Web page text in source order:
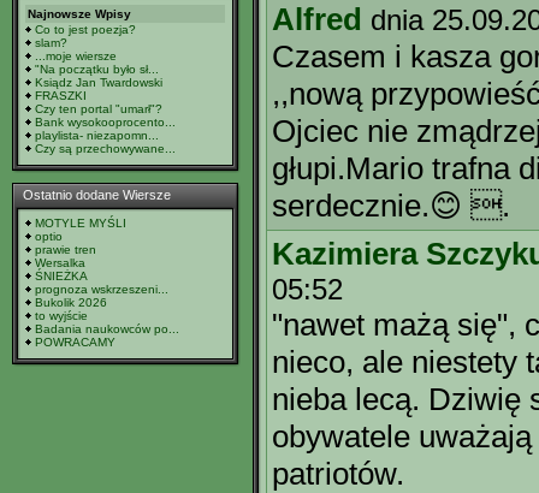
Najnowsze Wpisy
Co to jest poezja?
slam?
...moje wiersze
"Na początku było sł...
Ksiądz Jan Twardowski
FRASZKI
Czy ten portal "umarł"?
Bank wysokooprocento...
playlista- niezapomn...
Czy są przechowywane...
Ostatnio dodane Wiersze
MOTYLE MYŚLI
optio
prawie tren
Wersalka
ŚNIEŻKA
prognoza wskrzeszeni...
Bukolik 2026
to wyjście
Badania naukowców po...
POWRACAMY
Alfred dnia
Czasem i kasza
,,nową
Ojciec nie
głupi.Mario trafna
serdecznie.😊 .
Kazimiera
05:52
"nawet mażą się",
nieco, ale niestety
nieba lecą. Dziwię
obywatele
patriotów.